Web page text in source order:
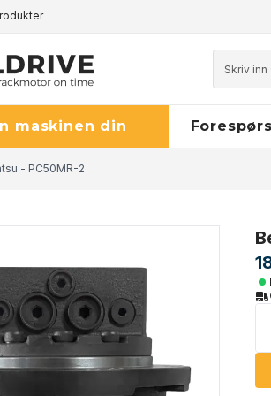
Prisgaranti - klikk her for å lese mer
maskinen din
- PC50MR-2